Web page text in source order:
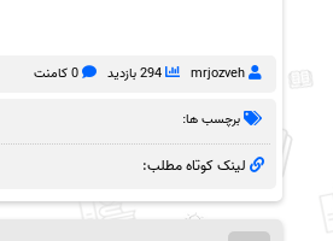
mrjozveh 294 بازدید 0 کامنت
برچسب ها:
لینک کوتاه مطلب: